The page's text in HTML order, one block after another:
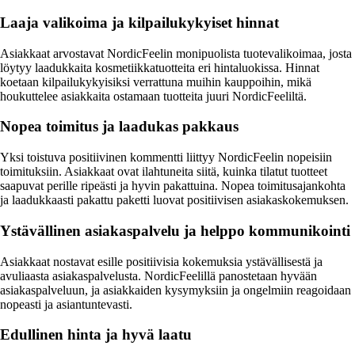
Laaja valikoima ja kilpailukykyiset hinnat
Asiakkaat arvostavat NordicFeelin monipuolista tuotevalikoimaa, josta
löytyy laadukkaita kosmetiikkatuotteita eri hintaluokissa. Hinnat
koetaan kilpailukykyisiksi verrattuna muihin kauppoihin, mikä
houkuttelee asiakkaita ostamaan tuotteita juuri NordicFeeliltä.
Nopea toimitus ja laadukas pakkaus
Yksi toistuva positiivinen kommentti liittyy NordicFeelin nopeisiin
toimituksiin. Asiakkaat ovat ilahtuneita siitä, kuinka tilatut tuotteet
saapuvat perille ripeästi ja hyvin pakattuina. Nopea toimitusajankohta
ja laadukkaasti pakattu paketti luovat positiivisen asiakaskokemuksen.
Ystävällinen asiakaspalvelu ja helppo kommunikointi
Asiakkaat nostavat esille positiivisia kokemuksia ystävällisestä ja
avuliaasta asiakaspalvelusta. NordicFeelillä panostetaan hyvään
asiakaspalveluun, ja asiakkaiden kysymyksiin ja ongelmiin reagoidaan
nopeasti ja asiantuntevasti.
Edullinen hinta ja hyvä laatu